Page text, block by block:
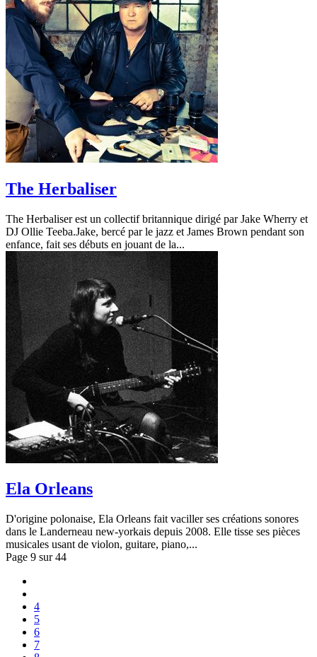
The Herbaliser
The Herbaliser est un collectif britannique dirigé par Jake Wherry et
DJ Ollie Teeba.Jake, bercé par le jazz et James Brown pendant son
enfance, fait ses débuts en jouant de la...
Ela Orleans
D'origine polonaise, Ela Orleans fait vaciller ses créations sonores
dans le Landerneau new-yorkais depuis 2008. Elle tisse ses pièces
musicales usant de violon, guitare, piano,...
Page 9 sur 44
4
5
6
7